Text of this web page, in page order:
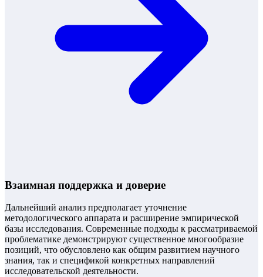
Взаимная поддержка и доверие
Дальнейший анализ предполагает уточнение
методологического аппарата и расширение эмпирической
базы исследования. Современные подходы к рассматриваемой
проблематике демонстрируют существенное многообразие
позиций, что обусловлено как общим развитием научного
знания, так и спецификой конкретных направлений
исследовательской деятельности.